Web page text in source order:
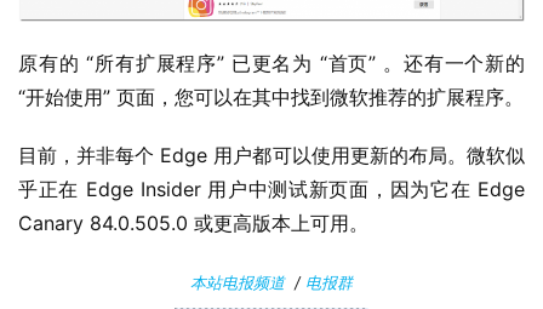
安
卓
果
关
原有的 “所有扩展程序” 已更名为 “首页” 。还有一个新的
“开始使用” 页面，您可以在其中找到微软推荐的扩展程序。
目前，并非每个 Edge 用户都可以使用更新的布局。微软似
乎正在 Edge Insider 用户中测试新页面，因为它在 Edge
Canary 84.0.505.0 或更高版本上可用。
本站电报频道/ 电报群